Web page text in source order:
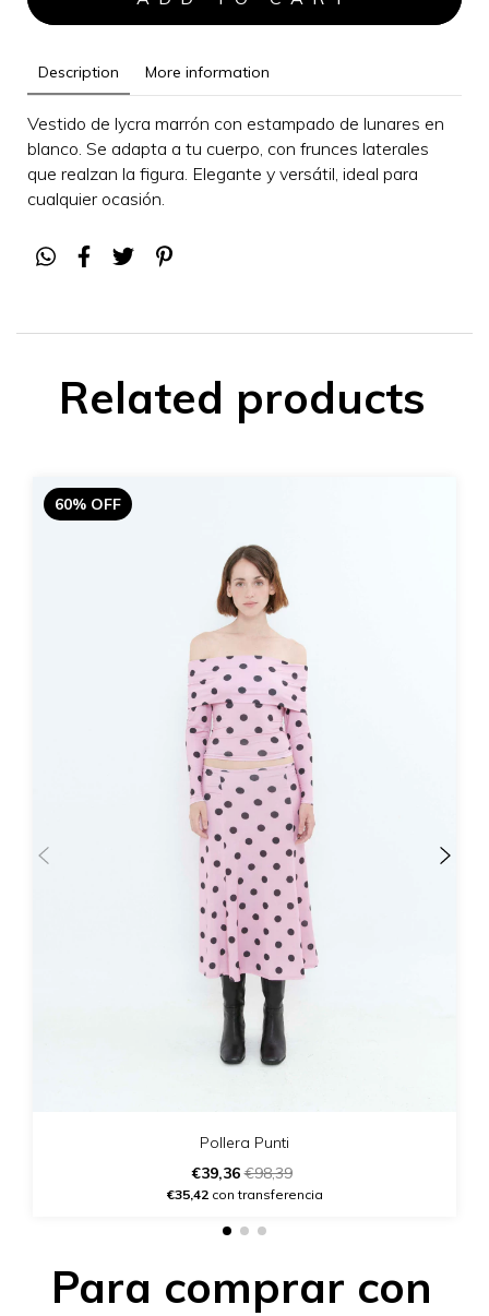
Description More information
Vestido de lycra marrón con estampado de lunares en
blanco. Se adapta a tu cuerpo, con frunces laterales
que realzan la figura. Elegante y versátil, ideal para
cualquier ocasión.
Related products
60% OFF
Pollera Punti
€39,36€98,39
€35,42con transferencia
Para comprar con